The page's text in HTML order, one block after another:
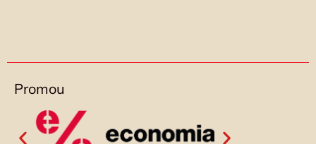
Promou